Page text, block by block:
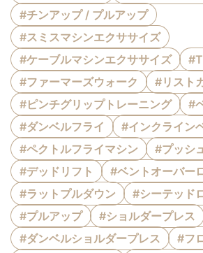
#チンアップ / プルアップ
#スミスマシンエクササイズ
#ケーブルマシンエクササイズ
#ファーマーズウォーク
#リスト
#ピンチグリップトレーニング
#
#ダンベルフライ
#インクライン
#ペクトルフライマシン
#プッシ
#デッドリフト
#ベントオーバー
#ラットプルダウン
#シーテッド
#プルアップ
#ショルダープレス
#ダンベルショルダープレス
#フ